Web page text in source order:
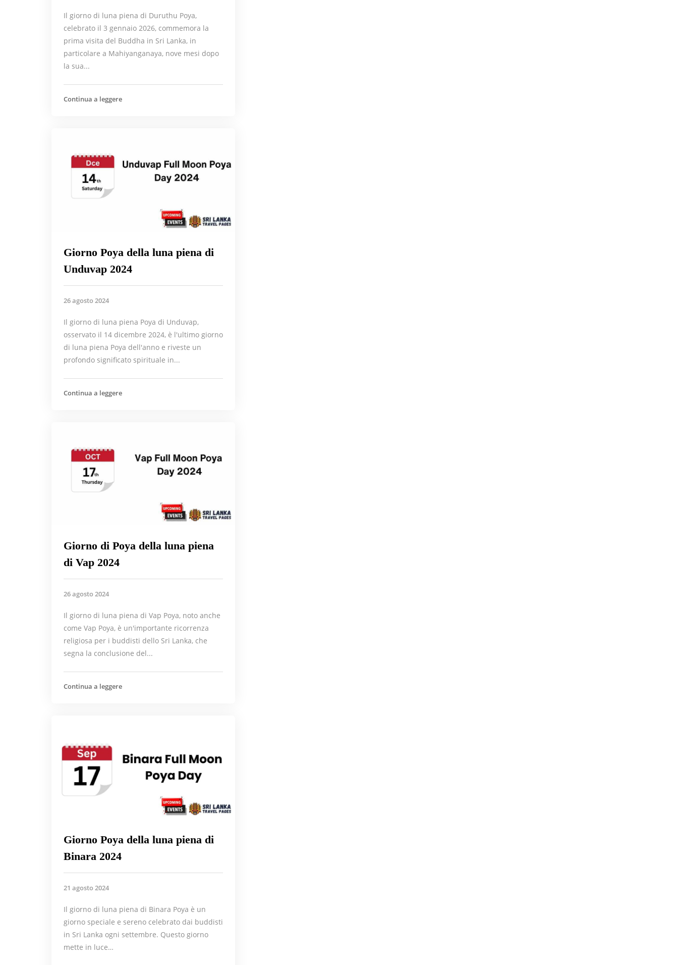
Il giorno di luna piena di Duruthu Poya,
celebrato il 3 gennaio 2026, commemora la
prima visita del Buddha in Sri Lanka, in
particolare a Mahiyanganaya, nove mesi dopo
la sua...
Continua a leggere
Giorno Poya della luna piena di
Unduvap 2024
26 agosto 2024
Il giorno di luna piena Poya di Unduvap,
osservato il 14 dicembre 2024, è l'ultimo giorno
di luna piena Poya dell'anno e riveste un
profondo significato spirituale in...
Continua a leggere
Giorno di Poya della luna piena
di Vap 2024
26 agosto 2024
Il giorno di luna piena di Vap Poya, noto anche
come Vap Poya, è un'importante ricorrenza
religiosa per i buddisti dello Sri Lanka, che
segna la conclusione del...
Continua a leggere
Giorno Poya della luna piena di
Binara 2024
21 agosto 2024
Il giorno di luna piena di Binara Poya è un
giorno speciale e sereno celebrato dai buddisti
in Sri Lanka ogni settembre. Questo giorno
mette in luce…